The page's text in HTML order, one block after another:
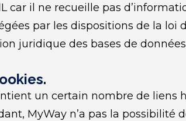
car il ne recueille pas
par les dispositions de la loi
juridique des bases de
un certain nombre de liens
MyWay n’a pas la